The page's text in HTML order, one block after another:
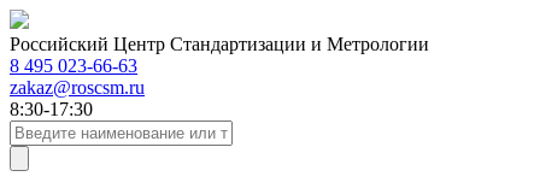
Российский Центр Стандартизации и Метрологии
8 495 023-66-63
zakaz@roscsm.ru
8:30-17:30